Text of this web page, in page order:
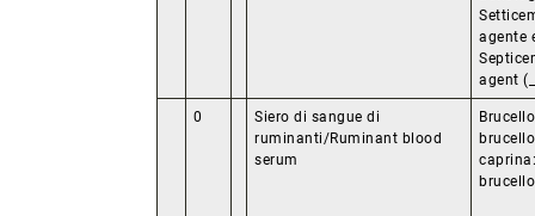
agente
agent
0
Siero di sangue di
ruminanti/Ruminant blood
serum